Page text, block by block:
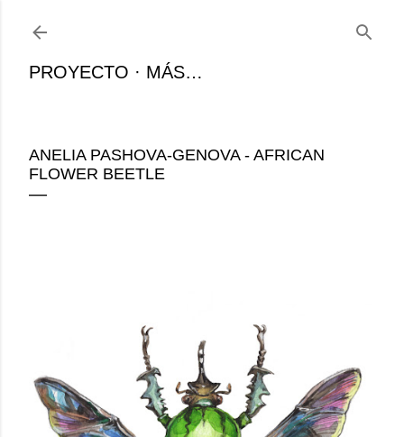
Ir al contenido principal
PROYECTO MÁS…
ANELIA PASHOVA-GENOVA - AFRICAN
FLOWER BEETLE